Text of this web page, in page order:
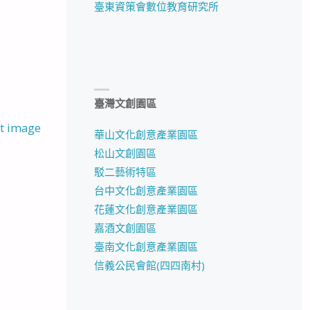
image
臺東資策會數位教育研究所
臺灣文創園區
華山文化創意產業園區
松山文創園區
駁二藝術特區
台中文化創意產業園區
花蓮文化創意產業園區
嘉酒文創園區
臺南文化創意產業園區
信義公民會館(四四南村)